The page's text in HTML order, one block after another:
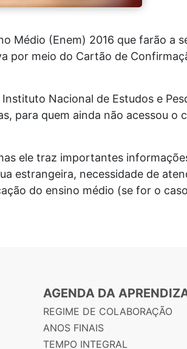
Médio (Enem) 2016 que farão a
por meio do Cartão de
Nacional de Estudos e
para quem ainda não acessou o
ele traz importantes
estrangeira, necessidade de
do ensino médio (se for o
AGENDA DA
REGIME DE COLABORAÇÃO
ANOS FINAIS
TEMPO INTEGRAL